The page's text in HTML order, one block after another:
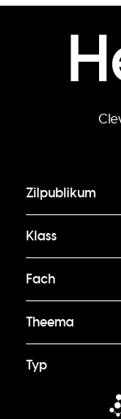
Zilpublikum
Klass
Fach
Theema
Typ